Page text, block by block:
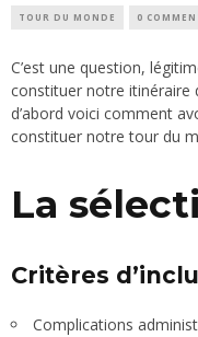
TOUR DU MONDE 0
C’est une question,
constituer notre itinéraire
d’abord voici comment
constituer notre tour du
La
Critères
Complications